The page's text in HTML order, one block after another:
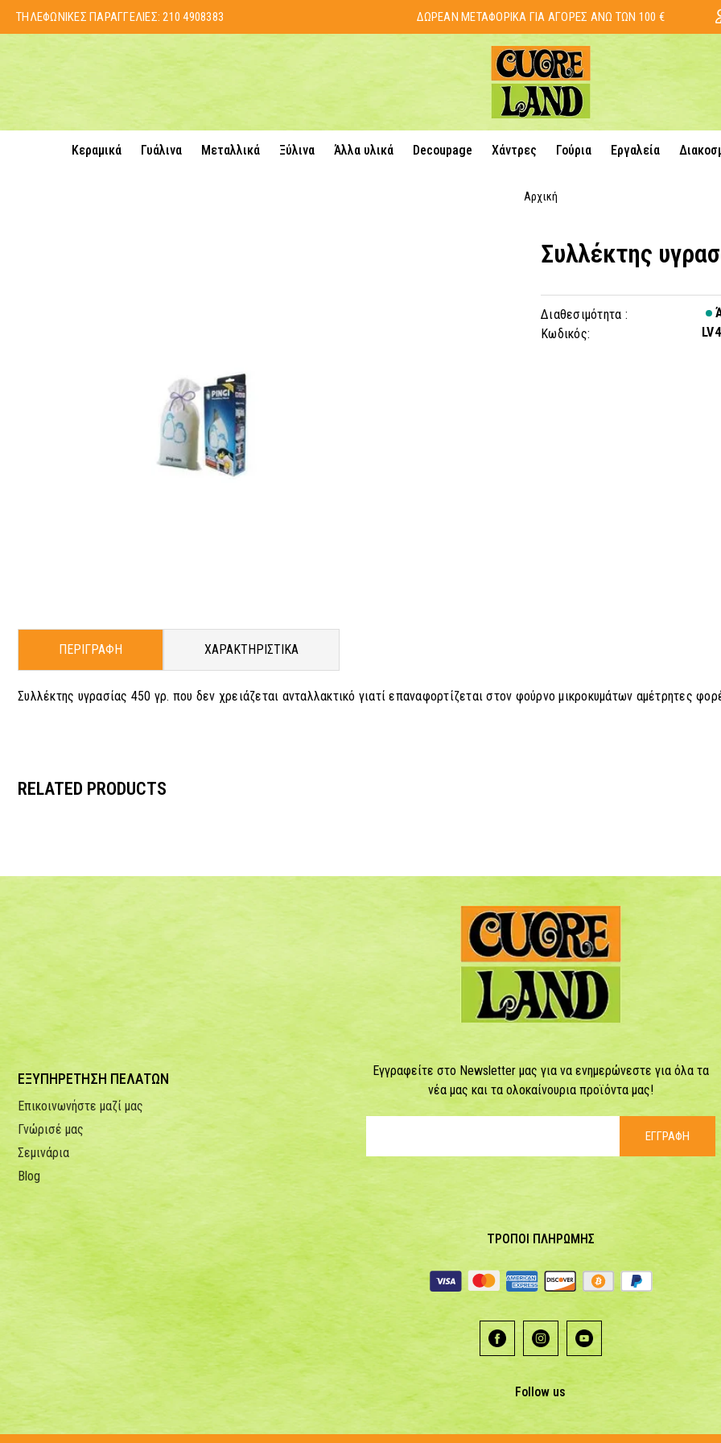
ΤΗΛΕΦΩΝΙΚΕΣ ΠΑΡΑΓΓΕΛΙΕΣ:210 4908383 ΔΩΡΕΑΝ ΜΕΤΑΦΟΡΙΚΑ ΓΙΑ ΑΓΟΡΕΣ ΑΝΩ ΤΩΝ 100 €
Κεραμικά Γυάλινα Μεταλλικά Ξύλινα Άλλα υλικά Decoupage Χάντρες Γούρια Εργαλεία
Αρχική
Συλλέκτης
Διαθεσιμότητα :
Κωδικός:
ΠΕΡΙΓΡΑΦΗ ΧΑΡΑΚΤΗΡΙΣΤΙΚΑ
Συλλέκτης υγρασίας 450 γρ. που δεν χρειάζεται ανταλλακτικό γιατί επαναφορτίζεται στον φούρνο μικροκυμάτων αμέτρητες
RELATED PRODUCTS
ΕΞΥΠΗΡΕΤΗΣΗ ΠΕΛΑΤΩΝ
Επικοινωνήστε μαζί μας
Γνώρισέ μας
Σεμινάρια
Blog
Εγγραφείτε στο Newsletter μας για να ενημερώνεστε για όλα τα
νέα μας και τα ολοκαίνουρια προϊόντα μας!
ΕΓΓΡΑΦΗ
ΤΡΟΠΟΙ ΠΛΗΡΩΜΗΣ
Follow us